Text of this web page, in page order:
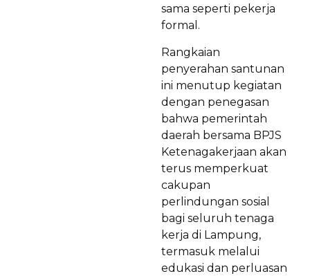
sama seperti pekerja
formal.
Rangkaian
penyerahan santunan
ini menutup kegiatan
dengan penegasan
bahwa pemerintah
daerah bersama BPJS
Ketenagakerjaan akan
terus memperkuat
cakupan
perlindungan sosial
bagi seluruh tenaga
kerja di Lampung,
termasuk melalui
edukasi dan perluasan